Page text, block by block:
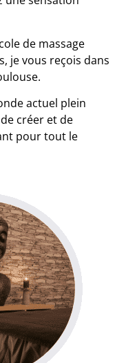
de massage
je vous reçois dans
actuel plein
créer et de
pour tout le